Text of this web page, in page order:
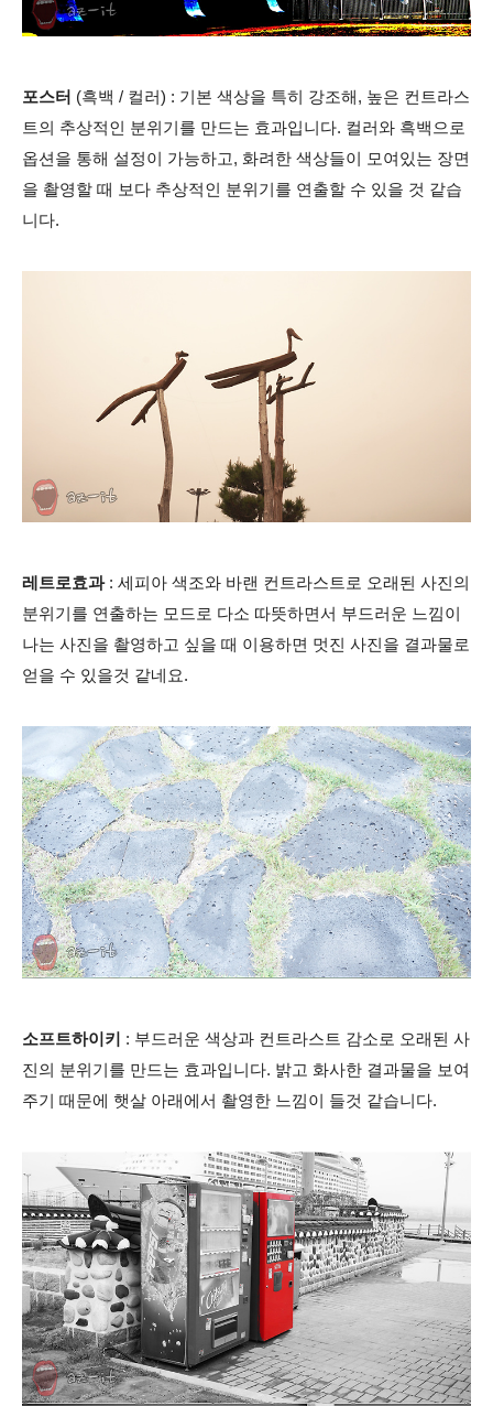
포스터 (흑백 / 컬러) : 기본 색상을 특히 강조해, 높은 컨트라스
트의 추상적인 분위기를 만드는 효과입니다. 컬러와 흑백으로
옵션을 통해 설정이 가능하고, 화려한 색상들이 모여있는 장면
을 촬영할 때 보다 추상적인 분위기를 연출할 수 있을 것 같습
니다.
레트로효과: 세피아 색조와 바랜 컨트라스트로 오래된 사진의
분위기를 연출하는 모드로 다소 따뜻하면서 부드러운 느낌이
나는 사진을 촬영하고 싶을 때 이용하면 멋진 사진을 결과물로
얻을 수 있을것 같네요.
소프트하이키 : 부드러운 색상과 컨트라스트 감소로 오래된 사
진의 분위기를 만드는 효과입니다. 밝고 화사한 결과물을 보여
주기 때문에 햇살 아래에서 촬영한 느낌이 들것 같습니다.